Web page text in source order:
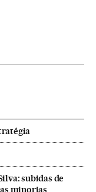
subidas de
minorias